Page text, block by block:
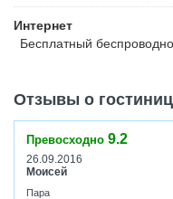
Интернет
Бесплатный
Отзывы о
Превосходно 9.2
26.09.2016
Моисей
Пара